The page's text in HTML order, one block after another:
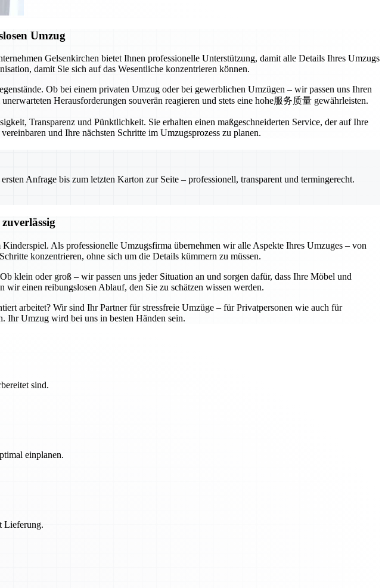
Umzug
Gelsenkirchen bietet Ihnen professionelle Unterstützung, damit alle Details Ihres Umzugs
damit Sie sich auf das Wesentliche konzentrieren können.
Ob bei einem privaten Umzug oder bei gewerblichen Umzügen – wir passen uns Ihren
Herausforderungen souverän reagieren und stets eine hohe服务质量 gewährleisten.
Transparenz und Pünktlichkeit. Sie erhalten einen maßgeschneiderten Service, der auf Ihre
und Ihre nächsten Schritte im Umzugsprozess zu planen.
Anfrage bis zum letzten Karton zur Seite – professionell, transparent und termingerecht.
Als professionelle Umzugsfirma übernehmen wir alle Aspekte Ihres Umzuges – von
konzentrieren, ohne sich um die Details kümmern zu müssen.
klein oder groß – wir passen uns jeder Situation an und sorgen dafür, dass Ihre Möbel und
einen reibungslosen Ablauf, den Sie zu schätzen wissen werden.
arbeitet? Wir sind Ihr Partner für stressfreie Umzüge – für Privatpersonen wie auch für
Ihr Umzug wird bei uns in besten Händen sein.
sind.
einplanen.
Lieferung.